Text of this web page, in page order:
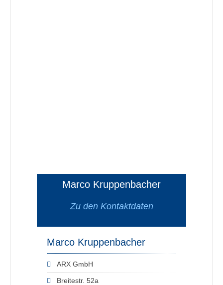
Marco Kruppenbacher
Zu den Kontaktdaten
Marco Kruppenbacher
ARX GmbH
Breitestr. 52a